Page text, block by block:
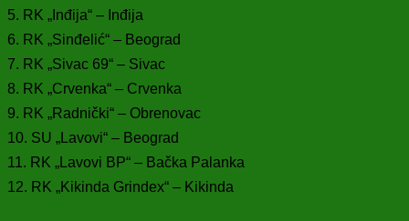
5. RK „Inđija“ – Inđija
6. RK „Sinđelić“ – Beograd
7. RK „Sivac 69“ – Sivac
8. RK „Crvenka“ – Crvenka
9. RK „Radnički“ – Obrenovac
10. SU „Lavovi“ – Beograd
11. RK „Lavovi BP“ – Bačka Palanka
12. RK „Kikinda Grindex“ – Kikinda